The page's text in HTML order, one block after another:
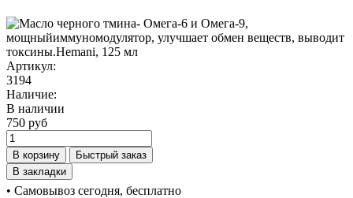
Артикул:
3194
Наличие:
В наличии
750 руб
В корзину
Быстрый заказ
В закладки
• Самовывоз сегодня, бесплатно